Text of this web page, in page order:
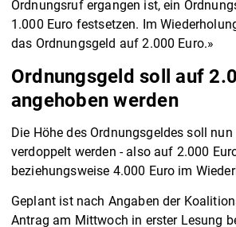
Ordnungsruf ergangen ist, ein
1.000 Euro festsetzen. Im
das Ordnungsgeld auf 2.000 Euro.»
Ordnungsgeld soll auf
angehoben werden
Die Höhe des Ordnungsgeldes soll
verdoppelt werden - also auf 2.000
beziehungsweise 4.000 Euro im
Geplant ist nach Angaben der
Antrag am Mittwoch in erster Lesung